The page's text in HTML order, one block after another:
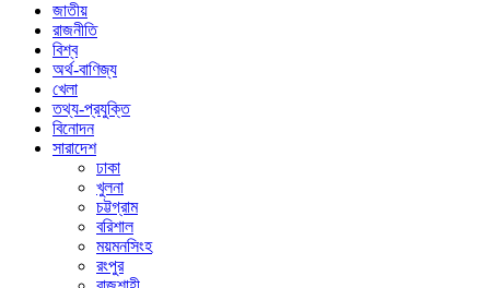
জাতীয়
রাজনীতি
বিশ্ব
অর্থ-বাণিজ্য
খেলা
তথ্য-প্রযুক্তি
বিনোদন
সারাদেশ
ঢাকা
খুলনা
চট্টগ্রাম
বরিশাল
ময়মনসিংহ
রংপুর